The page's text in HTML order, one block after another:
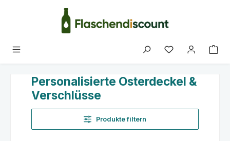
Zum Hauptinhalt springen
Du hast 0
Personalisierte Osterdeckel &
Verschlüsse
Produkte filtern